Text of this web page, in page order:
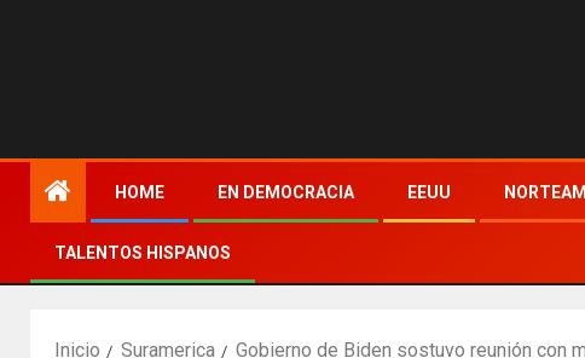
HOME EN DEMOCRACIA EEUU
TALENTOS HISPANOS
Inicio Suramerica Gobierno de Biden sostuvo reunión con